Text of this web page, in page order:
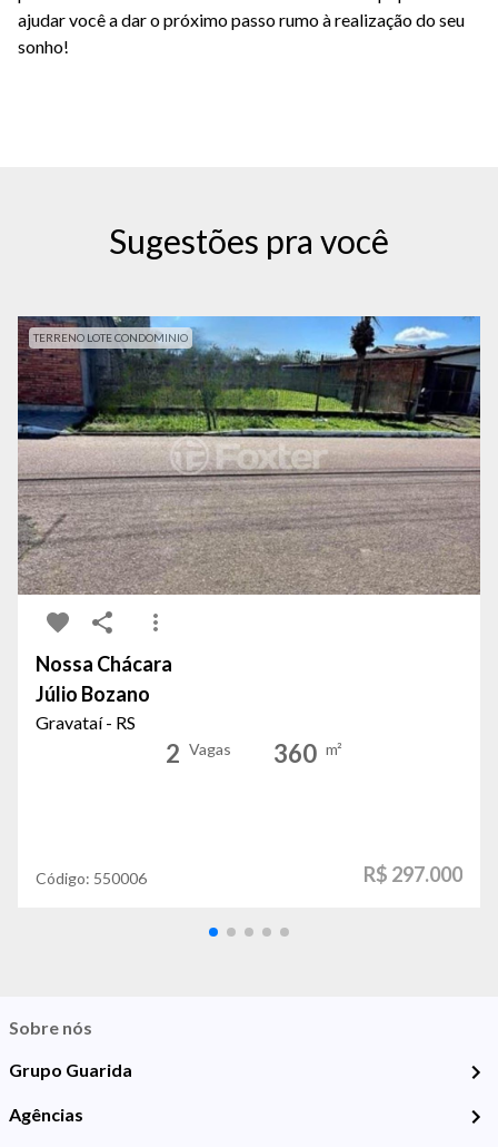
ajudar você a dar o próximo passo rumo à realização do seu
sonho!
Sugestões pra você
TERRENO LOTE CONDOMINIO
Nossa Chácara
Júlio Bozano
Gravataí - RS
2 Vagas 360 m²
Código: 550006 R$ 297.000
Sobre nós
Grupo Guarida
Agências